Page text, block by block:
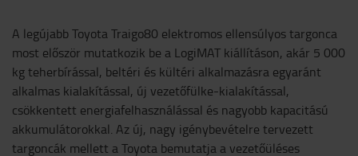
A legújabb Toyota Traigo80 elektromos ellensúlyos targonca
most először mutatkozik be a LogiMAT kiállításon, akár 5 000
kg teherbírással, beltéri és kültéri alkalmazásra egyaránt
alkalmas kialakítással, új vezetőfülke-kialakítással,
csökkentett energiafelhasználással és nagyobb kapacitású
akkumulátorokkal. Az új, nagy igénybevételre tervezett
targoncák mellett a Toyota bemutatja a vezetőüléses